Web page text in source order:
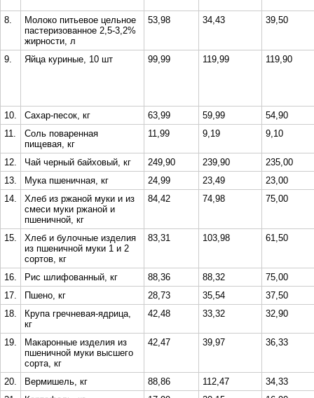
8.
Молоко питьевое цельное
пастеризованное 2,5-3,2%
жирности, л
53,98 34,43 39,50
9. Яйца куриные, 10 шт 99,99 119,99 119,90
10. Сахар-песок, кг 63,99 59,99
54,90
11.
Соль поваренная
пищевая, кг
11,99 9,19 9,10
12. Чай черный байховый, кг 249,90 239,90
235,00
13.
Мука пшеничная, кг 24,99 23,49
23,00
14.
Хлеб из ржаной муки и из
смеси муки ржаной и
пшеничной, кг
84,42 74,98 75,00
15.
Хлеб и булочные изделия
из пшеничной муки 1 и 2
сортов, кг
83,31 103,98 61,50
16. Рис шлифованный, кг 88,36 88,32
75,00
17.
Пшено, кг 28,73 35,54
37,50
18.
Крупа гречневая-ядрица,
кг
42,48 33,32 32,90
19.
Макаронные изделия из
пшеничной муки высшего
сорта, кг
42,47 39,97 36,33
20. Вермишель, кг 88,86 112,47
34,33